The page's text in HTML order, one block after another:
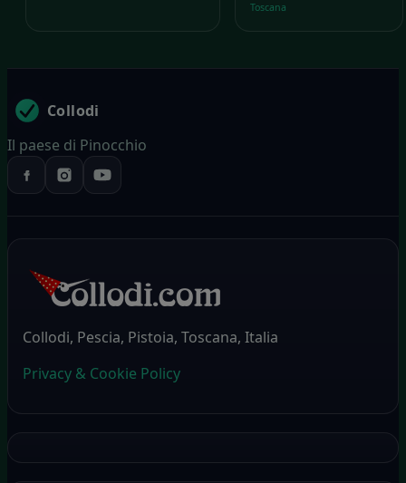
Toscana
Collodi
Il paese di Pinocchio
Collodi, Pescia, Pistoia, Toscana, Italia
Privacy & Cookie Policy